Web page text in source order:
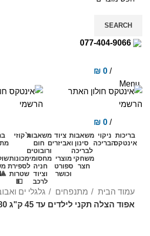
SEARCH
077-404-9066
/
₪ 0
Menu
/
₪ 0
בריכות
אינטקס
ניקוי
הבריכה
משאבות
סינון
לבריכה
ציוד
ואביזרים
משאבות
חום
ורובוטים
ג`קוזי
משחקי
חצר
מוצרי
ספורט
וכושר
מחסומי
חניה
וציוד
לרכב
מכונות
לספירת
שטרות
💵
עמוד הבית מתנפחים
גלגלי ים
אפוד הצלה תקני לילדים עד 45 ק"ג INTEX 69680